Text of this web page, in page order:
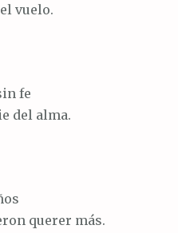
vuelo.
fe
del alma.
querer más.